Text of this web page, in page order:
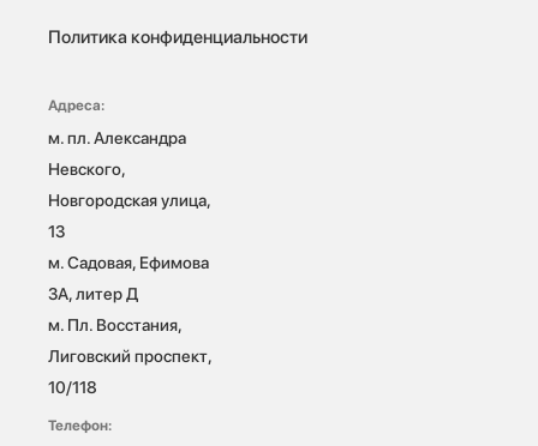
Политика конфиденциальности
Адреса:
м. пл. Александра
Невского,
Новгородская улица,
13
м. Садовая, Ефимова
3А, литер Д
м. Пл. Восстания,
Лиговский проспект,
10/118
Телефон: